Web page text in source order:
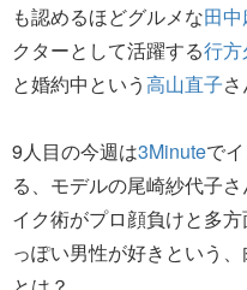
も認めるほどグルメな田
クターとして活躍する行方
と婚約中という高山直子
9人目の今週は3Minuteで
る、モデルの尾崎紗代子
イク術がプロ顔負けと多
っぽい男性が好きという